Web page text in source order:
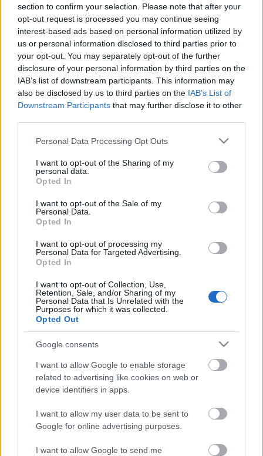
section to confirm your selection. Please note that after your
opt-out request is processed you may continue seeing
interest-based ads based on personal information utilized by
us or personal information disclosed to third parties prior to
your opt-out. You may separately opt-out of the further
disclosure of your personal information by third parties on the
IAB’s list of downstream participants. This information may
also be disclosed by us to third parties on the IAB’s List of
Downstream Participants that may further disclose it to other
Please note that this website/app uses one or more Google
not limited to your visit or usage behaviour. You may click to
grant or deny consent to Google and its third-party tags to
use your data for below specified purposes in below Google
consent section.
Personal Data Processing Opt Outs
I want to opt-out of the Sharing of my
personal data.
Opted In
I want to opt-out of the Sale of my
Personal Data.
Opted In
I want to opt-out of processing my
Personal Data for Targeted Advertising.
Opted In
I want to opt-out of Collection, Use,
Retention, Sale, and/or Sharing of my
Personal Data that Is Unrelated with the
Purposes for which it was collected.
Opted Out
Google consents
I want to allow Google to enable storage
related to advertising like cookies on web or
device identifiers in apps.
I want to allow my user data to be sent to
Google for online advertising purposes.
I want to allow Google to send me
részt vehet bármely magánszemély. A legjobbnak
ítélt pályamű bemutatásra kerül a pályázatot kiíró
színházak 2015-2016-os vagy azt követő évadában.
A pályamű mindhárom esetben még színpadon
bemutatásra nem került darab, illetve kizárólag a
szerző saját alkotása, szellemi terméke lehet. A
pályaművek kizárólagos színpadi előadási joga a
Szigligeti Színházat, illetve a Tomcsa Sándor
Színházat illeti meg az elbírálástól számított két éven
keresztül. A pályázat leadási határideje
31., 15 óra.
A pályaműveket kizárólag elektronikus formában
fogadják el, és az
várják. A pályázat jeligés, így a beérkezett
pályaművön a szerző nevének feltüntetése tilos. A
szerző nevét és jeligéjét tartalmazó zárt borítékot a
Tomcsa Sándor Színház címére kell eljuttatni:
Tomcsa Sándor Színház, str. Tamási Áron nr. 15,
535600 Székelyudvarhely – Odorheiu Secuiesc, jud.
Harghita, Romania (Drámapályázat).